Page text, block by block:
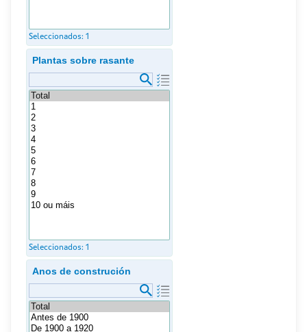
Seleccionados: 1
Plantas sobre rasante
Seleccionados: 1
Anos de construción